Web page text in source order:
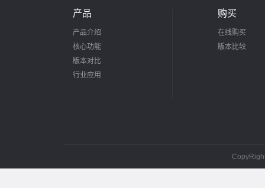
产品
产品介绍
核心功能
版本对比
行业应用
购买
在线购买
版本比较